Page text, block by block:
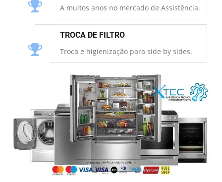
A muitos anos no mercado de Assistência.
TROCA DE FILTRO
Troca e higienização para side by sides.